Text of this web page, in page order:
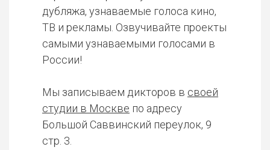
дубляжа, узнаваемые голоса кино,
ТВ и рекламы. Озвучивайте проекты
самыми узнаваемыми голосами в
России!
Мы записываем дикторов в своей
студии в Москве по адресу
Большой Саввинский переулок, 9
стр. 3.